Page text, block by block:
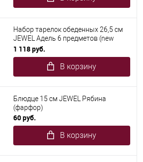
Набор тарелок обеденных 26,5 см
JEWEL Адель 6 предметов (new
bone)
1 118 руб.
В корзину
Блюдце 15 см JEWEL Рябина
(фарфор)
60 руб.
В корзину